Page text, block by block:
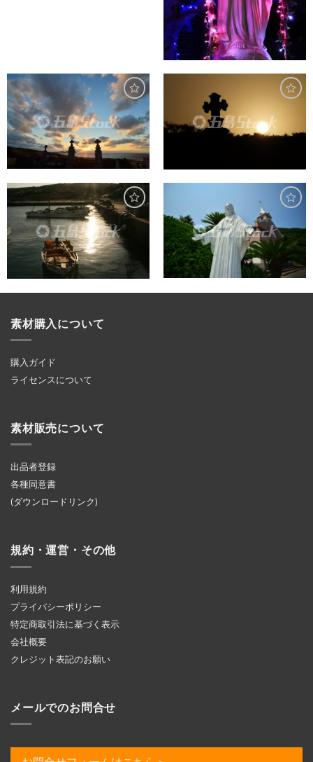
素材購入について
購入ガイド
ライセンスについて
素材販売について
出品者登録
各種同意書
(ダウンロードリンク)
規約・運営・その他
利用規約
プライバシーポリシー
特定商取引法に基づく表示
会社概要
クレジット表記のお願い
メールでのお問合せ